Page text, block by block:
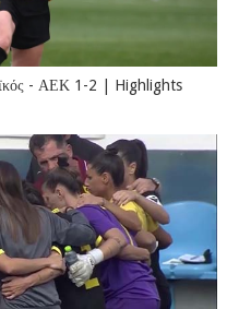
- ΑΕΚ 1-2 | Highlights